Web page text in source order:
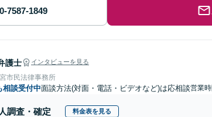
護士 インタビューを見る
市民法律事務所
相談受付中面談方法(対面・電話・ビデオなど)は応相談営業
調査・確定 料金表を見る